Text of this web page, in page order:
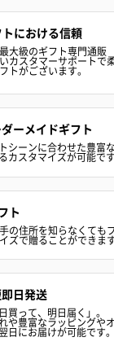
いたします。
ブライダルロ
ます。
だく場合、最短の
トにおける信頼
大級のギフト専門通販
カスタマーサポートで
トがございます。
ーメイドギフト
シーンに合わせた豊富
カスタマイズが可能で
ト
の住所を知らなくても
ズで贈ることができます
日発送
買って、明日届く」。
や豊富なラッピングや
日にお届けが可能です。